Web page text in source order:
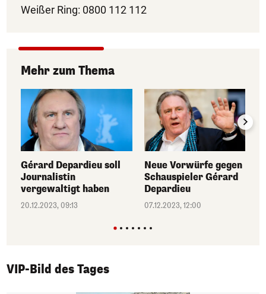
Weißer Ring: 0800 112 112
Mehr zum Thema
Gérard Depardieu soll
Journalistin
vergewaltigt haben
20.12.2023, 09:13
Neue Vorwürfe gegen
Schauspieler Gérard
Depardieu
07.12.2023, 12:00
VIP-Bild des Tages
1/50